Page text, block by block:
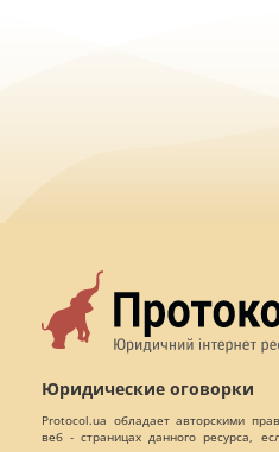
Юридические оговорки
Protocol.ua обладает авторскими
веб - страницах данного ресурса,